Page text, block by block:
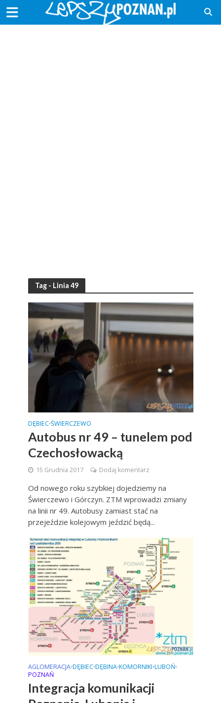
Tag - Linia 49
DĘBIEC•ŚWIERCZEWO
Autobus nr 49 – tunelem pod
Czechosłowacką
15 Grudnia 2017 Dodaj komentarz
Od nowego roku szybkiej dojedziemy na
Świerczewo i Górczyn. ZTM wprowadzi zmiany
na linii nr 49. Autobusy zamiast stać na
przejeździe kolejowym jeździć będą...
AGLOMERACJA•DĘBIEC•DĘBINA•KOMORNIKI•LUBOŃ•
POZNAŃ
Integracja komunikacji